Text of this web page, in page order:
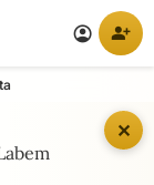
account_circle person_add
✕